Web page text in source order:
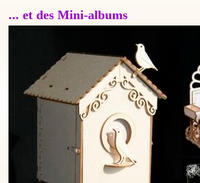
... et des Mini-albums